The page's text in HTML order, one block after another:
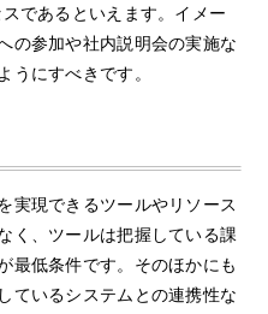
であるといえます。イメー
の参加や社内説明会の実施な
うにすべきです。
実現できるツールやリソース
く、ツールは把握している課
最低条件です。そのほかにも
ているシステムとの連携性な